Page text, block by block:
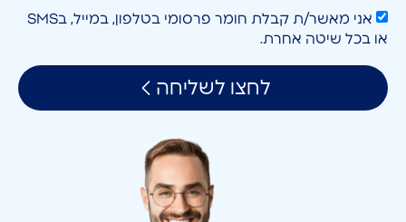
אני מאשר/ת קבלת חומר פרסומי בטלפון, במייל, בSMS
או בכל שיטה אחרת.
לחצו לשליחה